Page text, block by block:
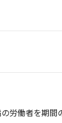
労働者を期間